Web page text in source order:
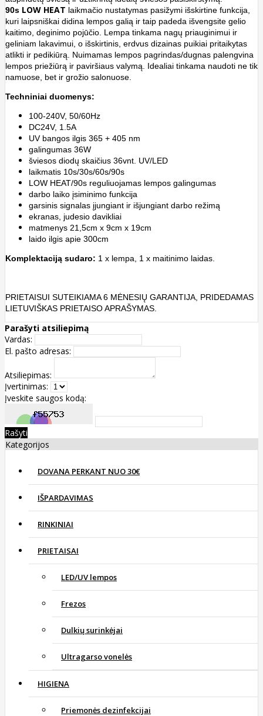
90s LOW HEAT laikmačio nustatymas pasižymi išskirtine funkcija,
kuri laipsniškai didina lempos galią ir taip padeda išvengsite gelio
kaitimo, deginimo pojūčio. Lempa tinkama nagų priauginimui ir
geliniam lakavimui, o išskirtinis, erdvus dizainas puikiai pritaikytas
atlikti ir pedikiūrą. Nuimamas lempos pagrindas/dugnas palengvina
lempos priežiūrą ir paviršiaus valymą. Idealiai tinkama naudoti ne tik
namuose, bet ir grožio salonuose.
Techniniai duomenys:
100-240V, 50/60Hz
DC24V, 1.5A
UV bangos ilgis 365 + 405 nm
galingumas 36W
šviesos diodų skaičius 36vnt. UV/LED
laikmatis 10s/30s/60s/90s
LOW HEAT/90s reguliuojamas lempos galingumas
darbo laiko įsiminimo funkcija
garsinis signalas įjungiant ir išjungiant darbo režimą
ekranas, judesio davikliai
matmenys 21,5cm x 9cm x 19cm
laido ilgis apie 300cm
Komplektaciją sudaro: 1 x lempa, 1 x maitinimo laidas.
PRIETAISUI SUTEIKIAMA 6 MĖNESIŲ GARANTIJA, PRIDEDAMAS
LIETUVIŠKAS PRIETAISO APRAŠYMAS.
Parašyti atsiliepimą
Vardas:
El. pašto adresas:
Atsiliepimas:
Įvertinimas:
Įveskite saugos kodą:
Rašyti
Kategorijos
DOVANA PERKANT NUO 30€
IŠPARDAVIMAS
RINKINIAI
PRIETAISAI
LED/UV lempos
Frezos
Dulkių surinkėjai
Ultragarso vonelės
HIGIENA
Priemonės dezinfekcijai